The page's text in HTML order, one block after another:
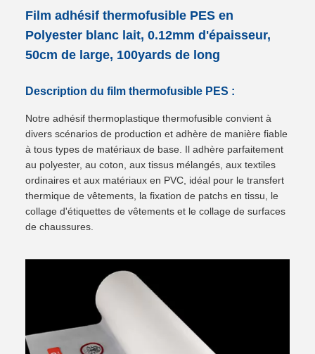
Film adhésif thermofusible PES en
Polyester blanc lait, 0.12mm d'épaisseur,
50cm de large, 100yards de long
Description du film thermofusible PES :
Notre adhésif thermoplastique thermofusible convient à
divers scénarios de production et adhère de manière fiable
à tous types de matériaux de base. Il adhère parfaitement
au polyester, au coton, aux tissus mélangés, aux textiles
ordinaires et aux matériaux en PVC, idéal pour le transfert
thermique de vêtements, la fixation de patchs en tissu, le
collage d'étiquettes de vêtements et le collage de surfaces
de chaussures.